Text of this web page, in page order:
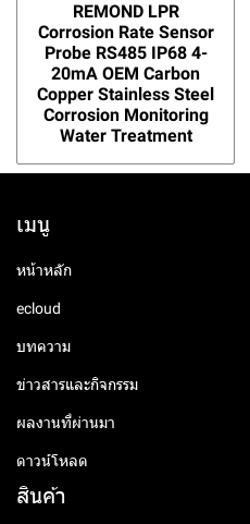
REMOND LPR
Corrosion Rate Sensor
Probe RS485 IP68 4-
20mA OEM Carbon
Copper Stainless Steel
Corrosion Monitoring
Water Treatment
เมนู
หน้าหลัก
ecloud
บทความ
ข่าวสารและกิจกรรม
ผลงานที่ผ่านมา
ดาวน์โหลด
สินค้า